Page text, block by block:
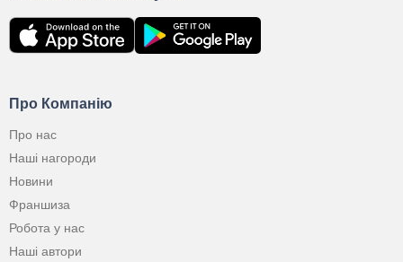
Про Компанію
Про нас
Наші нагороди
Новини
Франшиза
Робота у нас
Наші автори